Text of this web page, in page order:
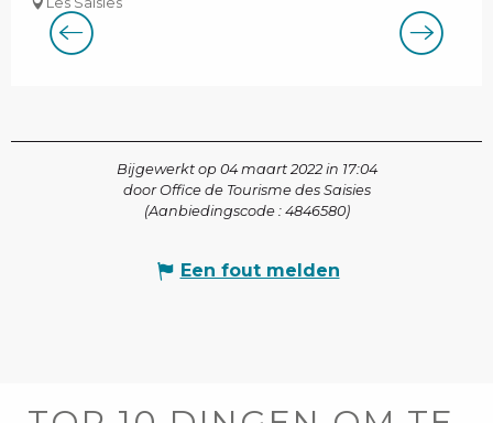
Bijgewerkt op 04 maart 2022 in 17:04
door Office de Tourisme des Saisies
(Aanbiedingscode : 4846580)
Een fout melden